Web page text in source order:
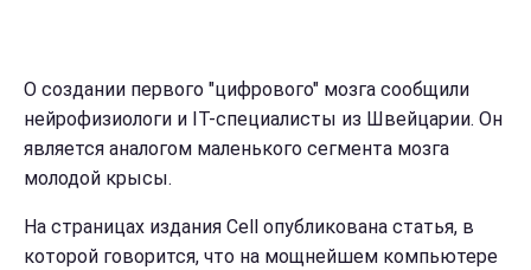
О создании первого "цифрового" мозга сообщили
нейрофизиологи и IT-специалисты из Швейцарии. Он
является аналогом маленького сегмента мозга
молодой крысы.
На страницах издания Cell опубликована статья, в
которой говорится, что на мощнейшем компьютере